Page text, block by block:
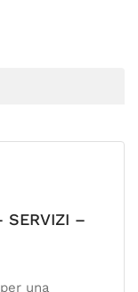
SERVIZI –
una